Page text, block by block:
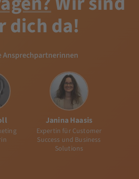
dich da!
Ansprechpartnerinnen
Janina Haasis
Expertin für Customer
Success und Business
Solutions